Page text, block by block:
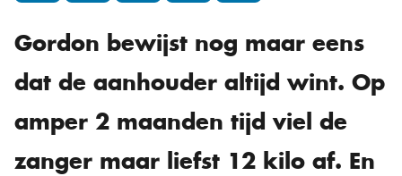
Gordon bewijst nog maar eens
dat de aanhouder altijd wint. Op
amper 2 maanden tijd viel de
zanger maar liefst 12 kilo af. En